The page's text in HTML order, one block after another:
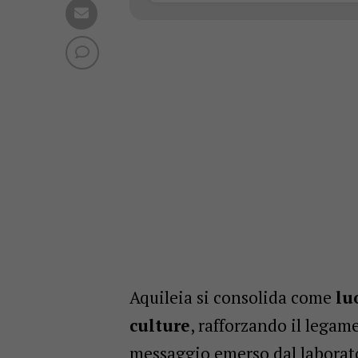
Aquileia si consolida come
culture, rafforzando il
messaggio emerso dal